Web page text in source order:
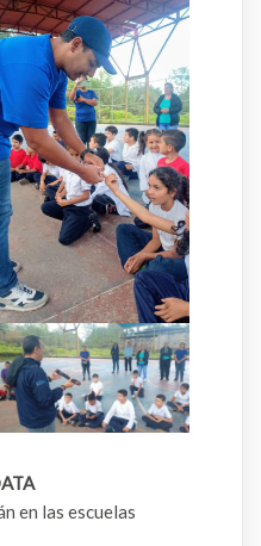
en las escuelas